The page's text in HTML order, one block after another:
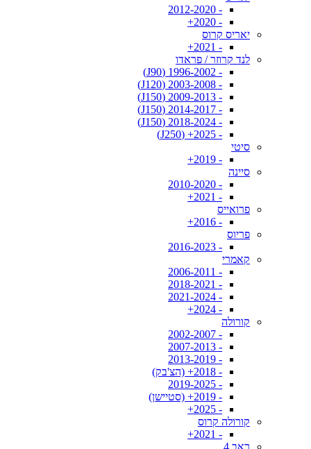
- 2012-2020
- 2020+
יאריס קרוס
- 2021+
לנד קרוזר / פראדו
- 1996-2002 (J90)
- 2003-2008 (J120)
- 2009-2013 (J150)
- 2014-2017 (J150)
- 2018-2024 (J150)
- 2025+ (J250)
סיטי
- 2019+
סיינה
- 2010-2020
- 2021+
פרואייס
- 2016+
פריוס
- 2016-2023
קאמרי
- 2006-2011
- 2018-2021
- 2021-2024
- 2024+
קורולה
- 2002-2007
- 2007-2013
- 2013-2019
- 2018+ (הצ'בק)
- 2019-2025
- 2019+ (סטיישן)
- 2025+
קורולה קרוס
- 2021+
ראב 4